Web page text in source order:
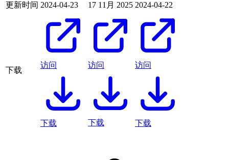
更新时间 2024-04-23 17 11月 2025 2024-04-22
下载
访问
下载
访问
下载
访问
下载